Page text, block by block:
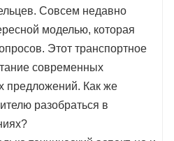
Совсем недавно
моделью, которая
Этот транспортное
современных
предложений. Как же
разобраться в